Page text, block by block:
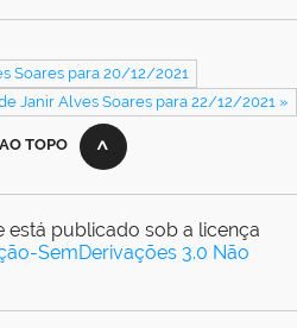
Soares para 20/12/2021
Janir Alves Soares para 22/12/2021 »
TOPO
está publicado sob a licença
SemDerivações 3.0 Não